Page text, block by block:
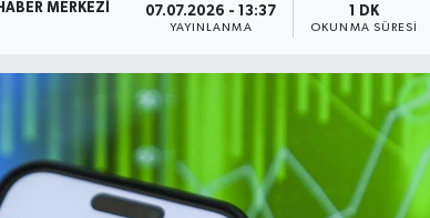
MERKEZI 07.07.2026 - 13:37
YAYINLANMA
1 DK
OKUNMA SÜRESI